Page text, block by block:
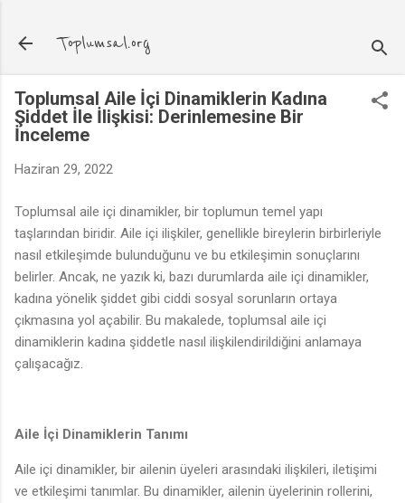
Toplumsal.org
Toplumsal Aile İçi Dinamiklerin Kadına
Şiddet İle İlişkisi: Derinlemesine Bir
İnceleme
Haziran 29, 2022
Toplumsal aile içi dinamikler, bir toplumun temel yapı
taşlarından biridir. Aile içi ilişkiler, genellikle bireylerin birbirleriyle
nasıl etkileşimde bulunduğunu ve bu etkileşimin sonuçlarını
belirler. Ancak, ne yazık ki, bazı durumlarda aile içi dinamikler,
kadına yönelik şiddet gibi ciddi sosyal sorunların ortaya
çıkmasına yol açabilir. Bu makalede, toplumsal aile içi
dinamiklerin kadına şiddetle nasıl ilişkilendirildiğini anlamaya
çalışacağız.
Aile İçi Dinamiklerin Tanımı
Aile içi dinamikler, bir ailenin üyeleri arasındaki ilişkileri, iletişimi
ve etkileşimi tanımlar. Bu dinamikler, ailenin üyelerinin rollerini,